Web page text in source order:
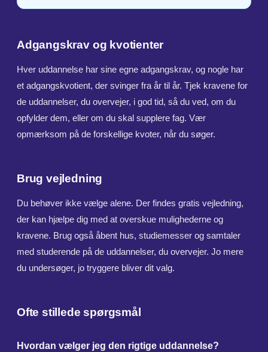
Adgangskrav og kvotienter
Hver uddannelse har sine egne adgangskrav, og nogle har
et adgangskvotient, der svinger fra år til år. Tjek kravene for
de uddannelser, du overvejer, i god tid, så du ved, om du
opfylder dem, eller om du skal supplere fag. Vær
opmærksom på de forskellige kvoter, når du søger.
Brug vejledning
Du behøver ikke vælge alene. Der findes gratis vejledning,
der kan hjælpe dig med at overskue mulighederne og
kravene. Brug også åbent hus, studiemesser og samtaler
med studerende på de uddannelser, du overvejer. Jo mere
du undersøger, jo tryggere bliver dit valg.
Ofte stillede spørgsmål
Hvordan vælger jeg den rigtige uddannelse?